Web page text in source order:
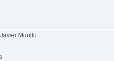
Murillo